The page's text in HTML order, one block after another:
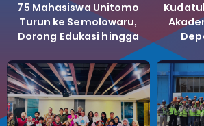
75 Mahasiswa Unitomo
Turun ke Semolowaru,
Dorong Edukasi hingga